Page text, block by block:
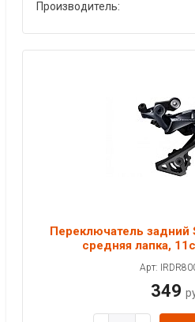
Производитель:
Переключатель задний
средняя лапка,
Арт:
349